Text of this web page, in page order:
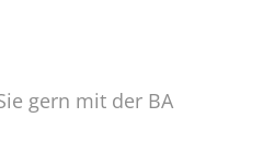
gern mit der BA